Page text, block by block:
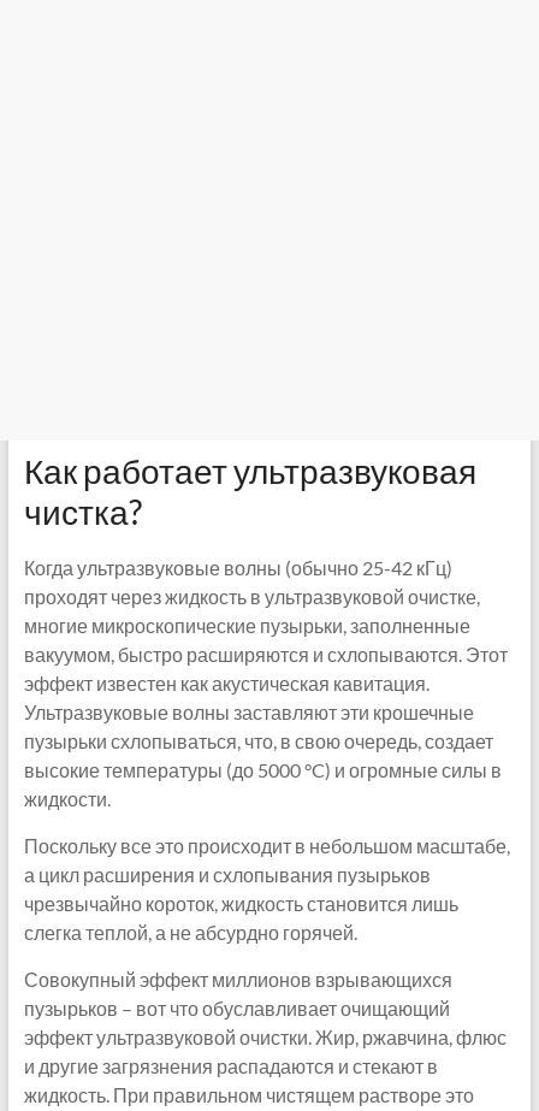
Как работает ультразвуковая
чистка?
Когда ультразвуковые волны (обычно 25-42 кГц)
проходят через жидкость в ультразвуковой очистке,
многие микроскопические пузырьки, заполненные
вакуумом, быстро расширяются и схлопываются. Этот
эффект известен как акустическая кавитация.
Ультразвуковые волны заставляют эти крошечные
пузырьки схлопываться, что, в свою очередь, создает
высокие температуры (до 5000 °C) и огромные силы в
жидкости.
Поскольку все это происходит в небольшом масштабе,
а цикл расширения и схлопывания пузырьков
чрезвычайно короток, жидкость становится лишь
слегка теплой, а не абсурдно горячей.
Совокупный эффект миллионов взрывающихся
пузырьков – вот что обуславливает очищающий
эффект ультразвуковой очистки. Жир, ржавчина, флюс
и другие загрязнения распадаются и стекают в
жидкость. При правильном чистящем растворе это